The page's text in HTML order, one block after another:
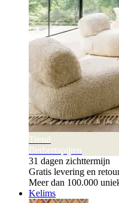
Trend
Berbertapijten
31 dagen zichttermijn
Gratis levering en
Meer dan 100.000
Kelims